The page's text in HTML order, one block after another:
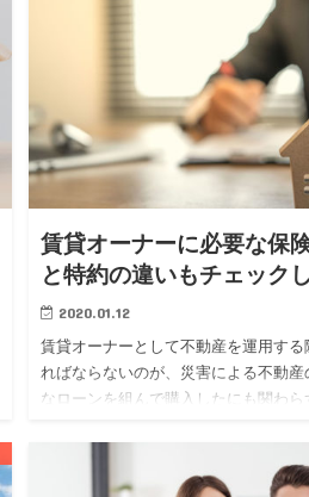
賃貸オーナーに必要な保
と特約の違いもチェック
2020.01.12
賃貸オーナーとして不動産を運用する
ればならないのが、災害による不動
なローンを組んで購入したにも関わ